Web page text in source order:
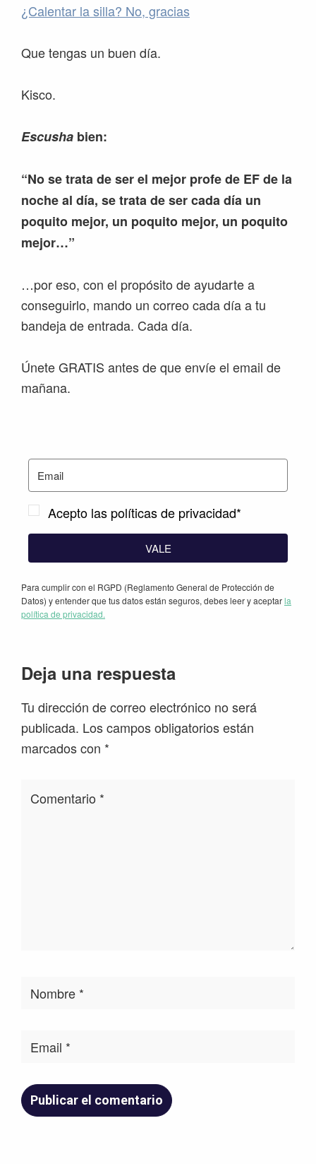
¿Calentar la silla? No, gracias
Que tengas un buen día.
Kisco.
Escusha bien:
“No se trata de ser el mejor profe de EF de la
noche al día, se trata de ser cada día un
poquito mejor, un poquito mejor, un poquito
mejor…”
…por eso, con el propósito de ayudarte a
conseguirlo, mando un correo cada día a tu
bandeja de entrada. Cada día.
Únete GRATIS antes de que envíe el email de
mañana.
Acepto las políticas de privacidad*
VALE
Para cumplir con el RGPD (Reglamento General de Protección de
Datos) y entender que tus datos están seguros, debes leer y aceptarla
política de privacidad.
Interacciones
los
lectores
Deja una respuesta
Tu dirección de correo electrónico no será
publicada. Los campos obligatorios están
marcados con *